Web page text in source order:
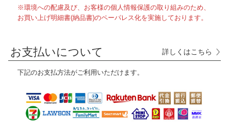
※環境への配慮及び、お客様の個人情報保護の取り組みのため、
お買い上げ明細書(納品書)のペーパレス化を実施しております。
お支払いについて 詳しくはこちら
下記のお支払方法がご利用いただけます。